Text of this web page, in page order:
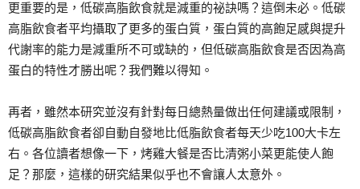
更重要的是，低碳高脂飲食就是減重的祕訣嗎？這倒未必。低碳
高脂飲食者平均攝取了更多的蛋白質，蛋白質的高飽足感與提升
代謝率的能力是減重所不可或缺的，但低碳高脂飲食是否因為高
蛋白的特性才勝出呢？我們難以得知。
再者，雖然本研究並沒有針對每日總熱量做出任何建議或限制，
低碳高脂飲食者卻自動自發地比低脂飲食者每天少吃100大卡左
右。各位讀者想像一下，烤雞大餐是否比清粥小菜更能使人飽
足？那麼，這樣的研究結果似乎也不會讓人太意外。